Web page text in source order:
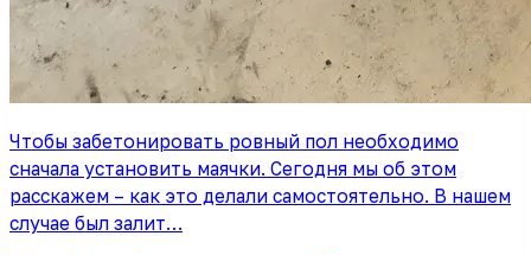
Чтобы забетонировать ровный пол необходимо
сначала установить маячки. Сегодня мы об этом
расскажем – как это делали самостоятельно. В нашем
случае был залит…